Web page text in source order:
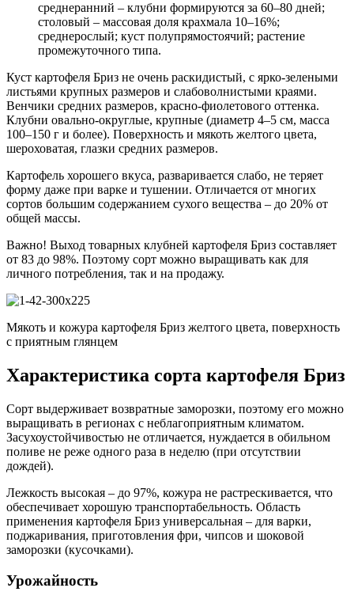
среднеранний – клубни формируются за 60–80 дней;
столовый – массовая доля крахмала 10–16%;
среднерослый; куст полупрямостоячий; растение
промежуточного типа.
Куст картофеля Бриз не очень раскидистый, с ярко-зелеными
листьями крупных размеров и слабоволнистыми краями.
Венчики средних размеров, красно-фиолетового оттенка.
Клубни овально-округлые, крупные (диаметр 4–5 см, масса
100–150 г и более). Поверхность и мякоть желтого цвета,
шероховатая, глазки средних размеров.
Картофель хорошего вкуса, разваривается слабо, не теряет
форму даже при варке и тушении. Отличается от многих
сортов большим содержанием сухого вещества – до 20% от
общей массы.
Важно! Выход товарных клубней картофеля Бриз составляет
от 83 до 98%. Поэтому сорт можно выращивать как для
личного потребления, так и на продажу.
Мякоть и кожура картофеля Бриз желтого цвета, поверхность
с приятным глянцем
Характеристика сорта картофеля Бриз
Сорт выдерживает возвратные заморозки, поэтому его можно
выращивать в регионах с неблагоприятным климатом.
Засухоустойчивостью не отличается, нуждается в обильном
поливе не реже одного раза в неделю (при отсутствии
дождей).
Лежкость высокая – до 97%, кожура не растрескивается, что
обеспечивает хорошую транспортабельность. Область
применения картофеля Бриз универсальная – для варки,
поджаривания, приготовления фри, чипсов и шоковой
заморозки (кусочками).
Урожайность